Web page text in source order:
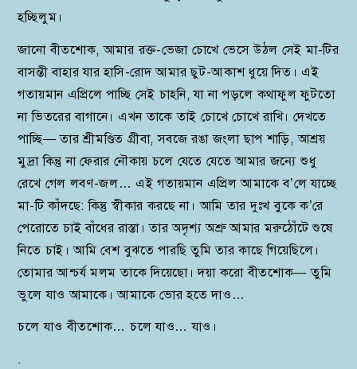
হচ্ছিলুম।
জানো বীতশোক, আমার রক্ত-ভেজা চোখে ভেসে উঠল সেই মা-টির
বাসন্তী বাহার যার হাসি-রোদ আমার ছুট-আকাশ ধুয়ে দিত। এই
গতায়মান এপ্রিলে পাচ্ছি সেই চাহনি, যা না পড়লে কথাফুল ফুটতো
না ভিতরের বাগানে। এখন তাকে তাই চোখে চোখে রাখি। দেখতে
পাচ্ছি— তার শ্রীমণ্ডিত গ্রীবা, সবজে রঙা জংলা ছাপ শাড়ি, আশ্রয়
মুদ্রা কিন্তু না ফেরার নৌকায় চলে যেতে যেতে আমার জন্যে শুধু
রেখে গেল লবণ-জল… এই গতায়মান এপ্রিল আমাকে ব’লে যাচ্ছে
মা-টি কাঁদছে: কিন্তু স্বীকার করছে না। আমি তার দুঃখ বুকে ক’রে
পেরোতে চাই বাঁধের রাস্তা। তার অদৃশ্য অশ্রু আমার মরুঠোঁটে শুষে
নিতে চাই। আমি বেশ বুঝতে পারছি তুমি তার কাছে গিয়েছিলে।
তোমার আশ্চর্য মলম তাকে দিয়েছো। দয়া করো বীতশোক— তুমি
ভুলে যাও আমাকে। আমাকে ভোর হতে দাও…
চলে যাও বীতশোক… চলে যাও… যাও।
.